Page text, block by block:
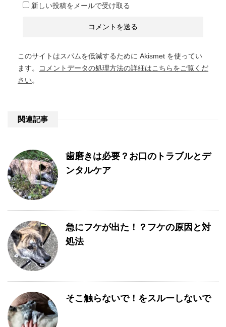
新しい投稿をメールで受け取る
このサイトはスパムを低減するために Akismet を使ってい
ます。
コメントデータの処理方法の詳細はこちらをご覧くだ
さい。
関連記事
歯磨きは必要？お口のトラブルとデ
ンタルケア
急にフケが出た！？フケの原因と対
処法
そこ触らないで！をスルーしないで